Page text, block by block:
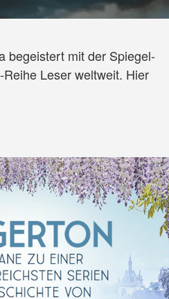
begeistert mit der Spiegel-
Leser weltweit. Hier